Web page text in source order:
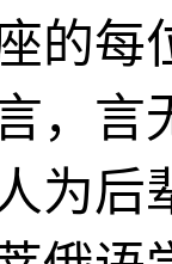
的每
，言
为后